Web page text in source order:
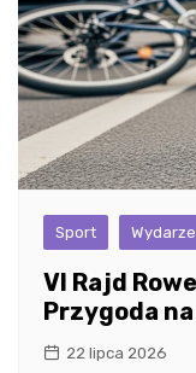
Sport
VI Rajd
Przygoda
22 lipca 2026